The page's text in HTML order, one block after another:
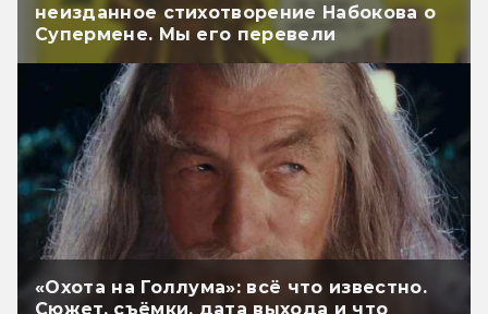
неизданное стихотворение Набокова о
Супермене. Мы его перевели
«Охота на Голлума»: всё что известно.
Сюжет, съёмки, дата выхода и что